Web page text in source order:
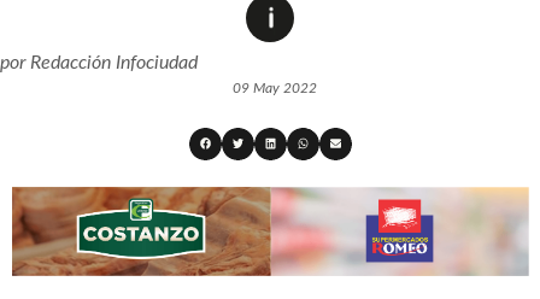
porRedacción Infociudad
09 May 2022